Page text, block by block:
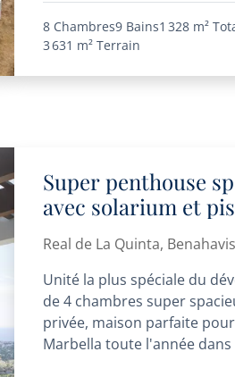
8 Chambres9 Bains1 328 m²
3 631 m² Terrain
Super penthouse
avec solarium et
Real de La Quinta, Benahavis
Unité la plus spéciale du
de 4 chambres super
privée, maison parfaite
Marbella toute l'année